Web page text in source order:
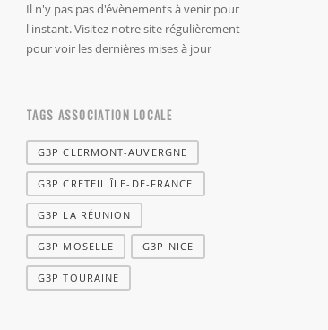
Il n'y pas pas d'évènements à venir pour
l'instant. Visitez notre site régulièrement
pour voir les dernières mises à jour
TAGS ASSOCIATION LOCALE
G3P CLERMONT-AUVERGNE
G3P CRETEIL ÎLE-DE-FRANCE
G3P LA RÉUNION
G3P MOSELLE G3P NICE
G3P TOURAINE